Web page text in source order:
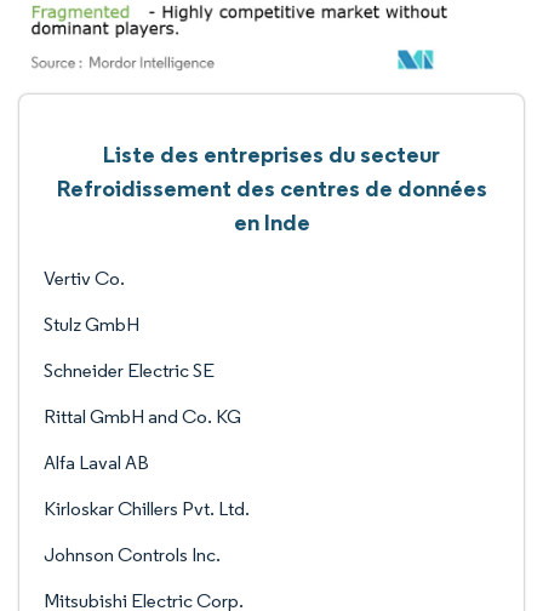
Liste des entreprises du secteur
Refroidissement des centres de données
en Inde
Vertiv Co.
Stulz GmbH
Schneider Electric SE
Rittal GmbH and Co. KG
Alfa Laval AB
Kirloskar Chillers Pvt. Ltd.
Johnson Controls Inc.
Mitsubishi Electric Corp.